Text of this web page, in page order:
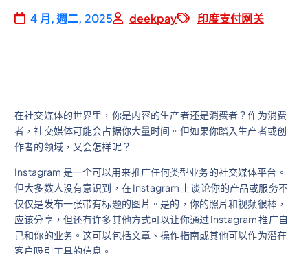
4 月, 週二, 2025 deekpay 印度支付网关
在社交媒体的世界里，你是内容的生产者还是消费者？作为消费
者，社交媒体可能会占据你大量时间。但如果你踏入生产者或创
作者的领域，又会怎样呢？
Instagram 是一个可以用来推广任何类型业务的社交媒体平台。
但大多数人没有意识到，在 Instagram 上谈论你的产品或服务不
仅仅是发布一张带有标题的图片。是的，你的照片和视频很棒，
应该分享，但还有许多其他方式可以让你通过 Instagram 推广自
己和你的业务。这可以包括文章、操作指南或其他可以作为潜在
客户吸引工具的信息。